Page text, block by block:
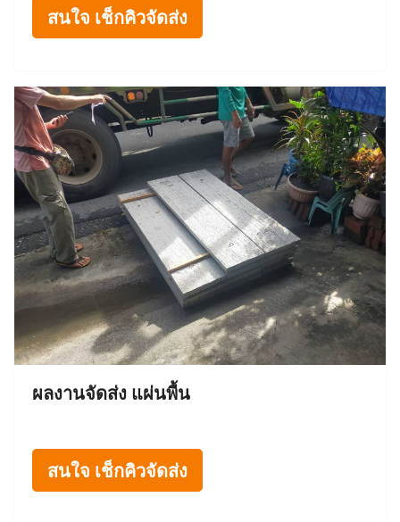
สนใจ เช็กคิวจัดส่ง
ผลงานจัดส่ง แผ่นพื้น
สนใจ เช็กคิวจัดส่ง